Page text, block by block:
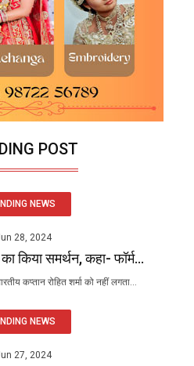
POST
NEWS
28, 2024
किया समर्थन, कहा- फॉर्म...
कप्तान रोहित शर्मा को नहीं लगता...
NEWS
27, 2024